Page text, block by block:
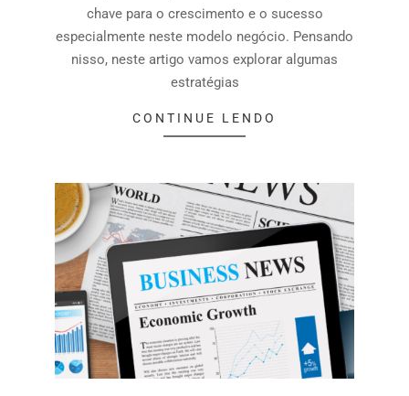
chave para o crescimento e o sucesso
especialmente neste modelo negócio. Pensando
nisso, neste artigo vamos explorar algumas
estratégias
CONTINUE LENDO